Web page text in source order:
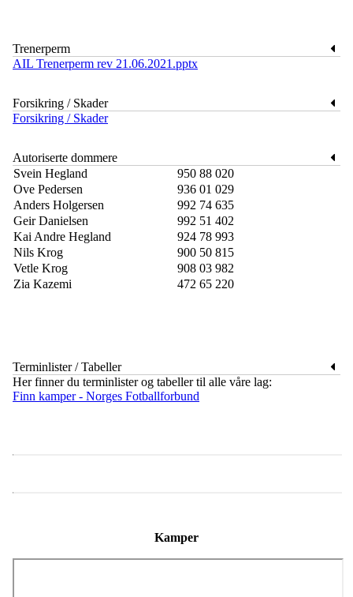
Trenerperm
AIL Trenerperm rev 21.06.2021.pptx
Forsikring / Skader
Forsikring / Skader
Autoriserte dommere
Svein Hegland
950 88 020
Ove Pedersen
936 01 029
Anders Holgersen
992 74 635
Geir Danielsen
992 51 402
Kai Andre Hegland
924 78 993
Nils Krog
900 50 815
Vetle Krog
908 03 982
Zia Kazemi
472 65 220
Terminlister / Tabeller
Her finner du terminlister og tabeller til alle våre lag:
Finn kamper - Norges Fotballforbund
Kamper